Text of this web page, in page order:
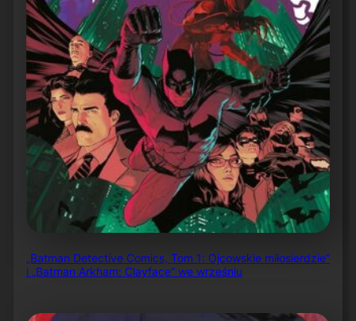
„Batman Detective Comics, Tom 1: Ojcowskie miłosierdzie”
i „Batman Arkham: Clayface” we wrześniu